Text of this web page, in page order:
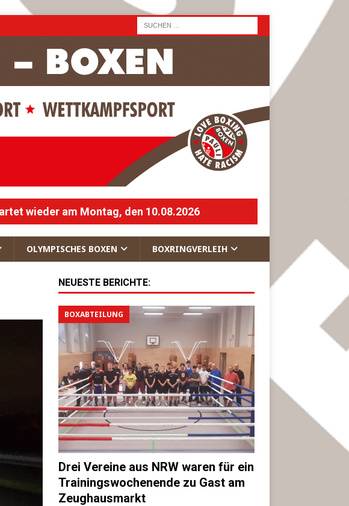
wieder am Montag, den 10.08.2026
OLYMPISCHES BOXEN BOXRINGVERLEIH
NEUESTE BERICHTE:
BOXABTEILUNG
Drei Vereine aus NRW waren für ein
Trainingswochenende zu Gast am
Zeughausmarkt